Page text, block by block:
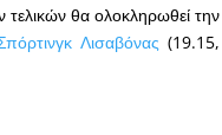
θα ολοκληρωθεί την
Λισαβόνας (19.15,